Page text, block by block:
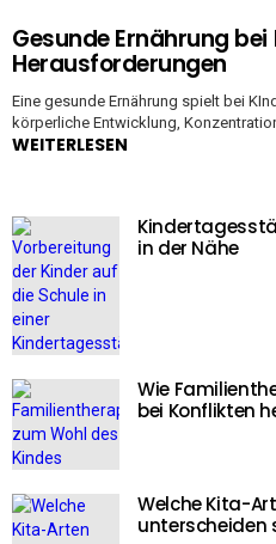
Gesunde Ernährung
Herausforderungen
Eine gesunde Ernährung spielt bei
körperliche Entwicklung,
WEITERLESEN
in der Nähe
Wie
bei Konflikten
Welche Kita-
unterscheiden